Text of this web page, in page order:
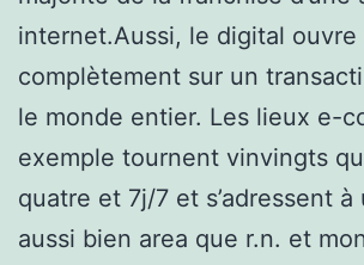
internet.Aussi, le digital ouvre
complètement sur un
le monde entier. Les lieux e-
exemple tournent vinvingts
quatre et 7j/7 et s’adressent
aussi bien area que r.n. et